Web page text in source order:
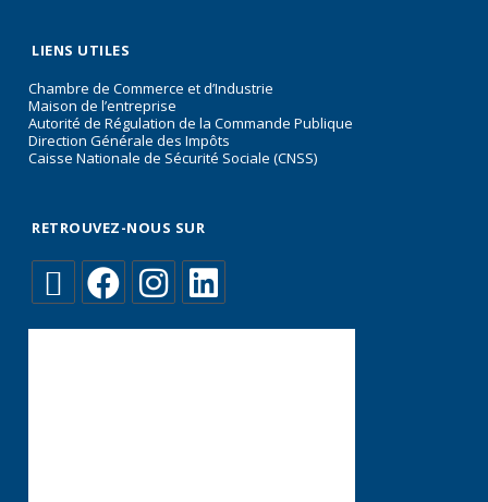
LIENS UTILES
Chambre de Commerce et d’Industrie
Maison de l’entreprise
Autorité de Régulation de la Commande Publique
Direction Générale des Impôts
Caisse Nationale de Sécurité Sociale (CNSS)
RETROUVEZ-NOUS SUR